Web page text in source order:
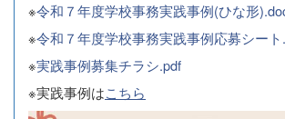
※令和７年度学校事務実践事例(ひな形
※令和７年度学校事務実践事例応募シート
※実践事例募集チラシ.pdf
※実践事例はこちら